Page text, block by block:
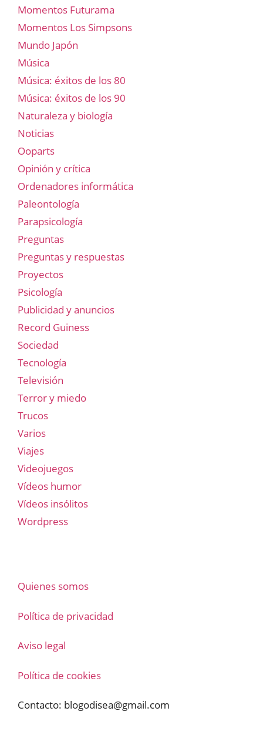
Momentos Futurama
Momentos Los Simpsons
Mundo Japón
Música
Música: éxitos de los 80
Música: éxitos de los 90
Naturaleza y biología
Noticias
Ooparts
Opinión y crítica
Ordenadores informática
Paleontología
Parapsicología
Preguntas
Preguntas y respuestas
Proyectos
Psicología
Publicidad y anuncios
Record Guiness
Sociedad
Tecnología
Televisión
Terror y miedo
Trucos
Varios
Viajes
Videojuegos
Vídeos humor
Vídeos insólitos
Wordpress
Quienes somos
Política de privacidad
Aviso legal
Política de cookies
Contacto: blogodisea@gmail.com